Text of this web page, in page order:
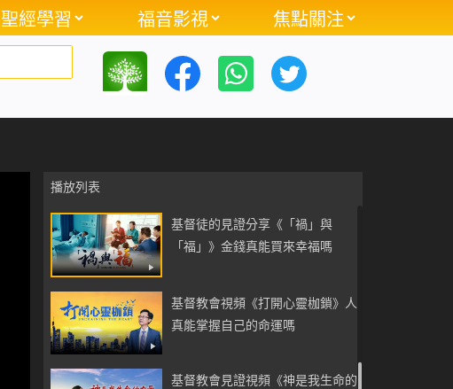
聖經學習 福音影視 焦點關注
播放列表
督徒如何脫離名和利的枷鎖
基督教會視頻《重獲新生》白色大
寶座前的審判使我活出人樣
基督徒的見證分享《「禍」與
「福」》金錢真能買來幸福嗎
基督教會視頻《打開心靈枷鎖》人
真能掌握自己的命運嗎
基督教會見證視頻《神是我生命的